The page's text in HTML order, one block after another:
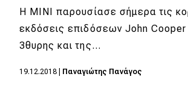
Η MINI παρουσίασε σήμερα τις
εκδόσεις επιδόσεων John Cooper
3θυρης και της…
19.12.2018 Παναγιώτης Πανάγος